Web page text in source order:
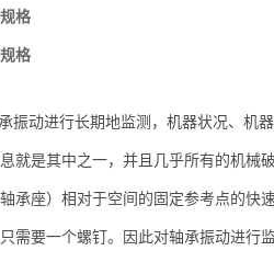
格
格
振动进行长期地监测，机器状况、机
就是其中之一，并且几乎所有的机械
承座）相对于空间的固定参考点的快
需要一个螺钉。因此对轴承振动进行